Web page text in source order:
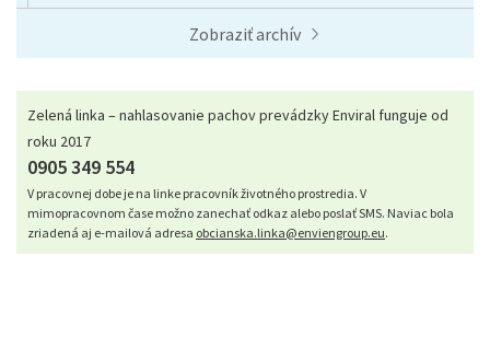
Zobraziť archív
Zelená linka – nahlasovanie pachov prevádzky Enviral funguje od
roku 2017
0905 349 554
V pracovnej dobe je na linke pracovník životného prostredia. V
mimopracovnom čase možno zanechať odkaz alebo poslať SMS. Naviac bola
zriadená aj e-mailová adresa obcianska.linka@enviengroup.eu.